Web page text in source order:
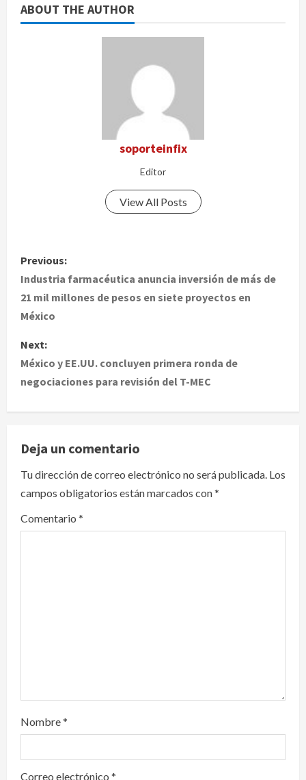
ABOUT THE AUTHOR
soporteinfix
Editor
View All Posts
P
o
s
t
n
i
g
a
Previous:
Industria farmacéutica anuncia inversión de más de
21 mil millones de pesos en siete proyectos en
México
Next:
México y EE.UU. concluyen primera ronda de
negociaciones para revisión del T-MEC
Deja un comentario
Tu dirección de correo electrónico no será publicada. Los
campos obligatorios están marcados con*
Comentario *
Nombre*
Correo electrónico *